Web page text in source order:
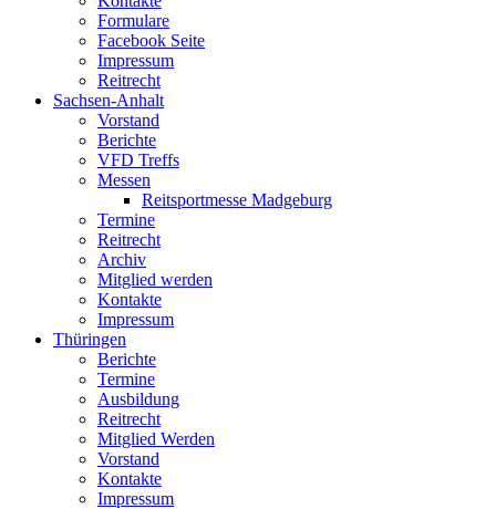
Formulare
Facebook Seite
Impressum
Reitrecht
Sachsen-Anhalt
Vorstand
Berichte
VFD Treffs
Messen
Reitsportmesse Madgeburg
Termine
Reitrecht
Archiv
Mitglied werden
Kontakte
Impressum
Thüringen
Berichte
Termine
Ausbildung
Reitrecht
Mitglied Werden
Vorstand
Kontakte
Impressum